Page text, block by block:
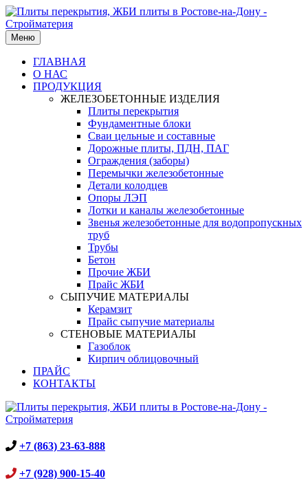
Меню
ГЛАВНАЯ
О НАС
ПРОДУКЦИЯ
ЖЕЛЕЗОБЕТОННЫЕ ИЗДЕЛИЯ
Плиты перекрытия
Фундаментные блоки
Сваи цельные и составные
Дорожные плиты, ПДН, ПАГ
Ограждения (заборы)
Перемычки железобетонные
Детали колодцев
Опоры ЛЭП
Лотки и каналы железобетонные
Звенья железобетонные для водопропускных
труб
Трубы
Бетон
Прочие ЖБИ
Прайс ЖБИ
СЫПУЧИЕ МАТЕРИАЛЫ
Керамзит
Прайс сыпучие материалы
СТЕНОВЫЕ МАТЕРИАЛЫ
Газоблок
Кирпич облицовочный
ПРАЙС
КОНТАКТЫ
+7 (863) 23-63-888
+7 (928) 900-15-40